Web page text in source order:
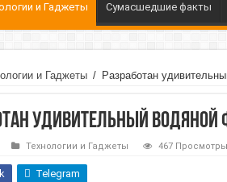
и Гаджеты Сумасшедшие факты
и Гаджеты / Разработан
удивительный водяной
Технологии и Гаджеты 467 Просмотры
Telegram